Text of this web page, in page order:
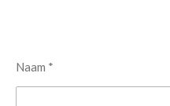
Naam *